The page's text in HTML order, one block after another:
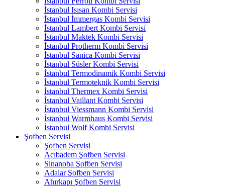
İstanbul Isısan Kombi Servisi
İstanbul İmmergas Kombi Servisi
İstanbul Lambert Kombi Servisi
İstanbul Maktek Kombi Servisi
İstanbul Protherm Kombi Servisi
İstanbul Sanica Kombi Servisi
İstanbul Süsler Kombi Servisi
İstanbul Termodinamik Kombi Servisi
İstanbul Termoteknik Kombi Servisi
İstanbul Thermex Kombi Servisi
İstanbul Vaillant Kombi Servisi
İstanbul Viessmann Kombi Servisi
İstanbul Warmhaus Kombi Servisi
İstanbul Wolf Kombi Servisi
Şofben Servisi
Şofben Servisi
Acıbadem Şofben Servisi
Sinanoba Şofben Servisi
Adalar Şofben Servisi
Ahırkapı Şofben Servisi